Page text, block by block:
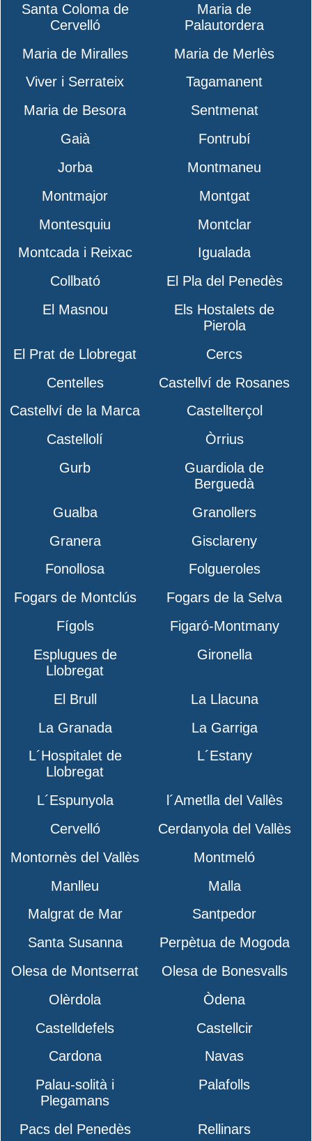
Santa Coloma de
Cervelló
Maria de
Palautordera
Maria de Miralles
Maria de Merlès
Viver i Serrateix
Tagamanent
Maria de Besora
Sentmenat
Gaià
Fontrubí
Jorba
Montmaneu
Montmajor
Montgat
Montesquiu
Montclar
Montcada i Reixac
Igualada
Collbató
El Pla del Penedès
El Masnou
Els Hostalets de
Pierola
El Prat de Llobregat
Cercs
Centelles
Castellví de Rosanes
Castellví de la Marca
Castellterçol
Castellolí
Òrrius
Gurb
Guardiola de
Berguedà
Gualba
Granollers
Granera
Gisclareny
Fonollosa
Folgueroles
Fogars de Montclús
Fogars de la Selva
Fígols
Figaró-Montmany
Esplugues de
Llobregat
Gironella
El Brull
La Llacuna
La Granada
La Garriga
L´Hospitalet de
Llobregat
L´Estany
L´Espunyola
l´Ametlla del Vallès
Cervelló
Cerdanyola del Vallès
Montornès del Vallès
Montmeló
Manlleu
Malla
Malgrat de Mar
Santpedor
Santa Susanna
Perpètua de Mogoda
Olesa de Montserrat
Olesa de Bonesvalls
Olèrdola
Òdena
Castelldefels
Castellcir
Cardona
Navas
Palau-solità i
Plegamans
Palafolls
Pacs del Penedès Rellinars